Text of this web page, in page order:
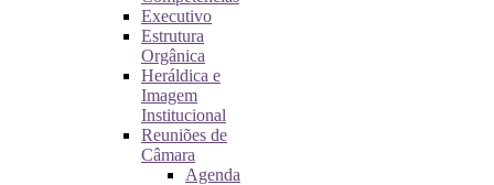
Executivo
Estrutura
Orgânica
Heráldica e
Imagem
Institucional
Reuniões de
Câmara
Agenda